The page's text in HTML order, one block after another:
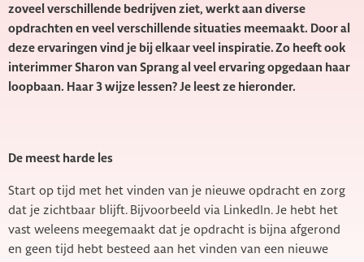
zoveel verschillende bedrijven ziet, werkt aan diverse
opdrachten en veel verschillende situaties meemaakt. Door al
deze ervaringen vind je bij elkaar veel inspiratie. Zo heeft ook
interimmer Sharon van Sprang al veel ervaring opgedaan haar
loopbaan. Haar 3 wijze lessen? Je leest ze hieronder.
De meest harde les
Start op tijd met het vinden van je nieuwe opdracht en zorg
dat je zichtbaar blijft. Bijvoorbeeld via LinkedIn. Je hebt het
vast weleens meegemaakt dat je opdracht is bijna afgerond
en geen tijd hebt besteed aan het vinden van een nieuwe